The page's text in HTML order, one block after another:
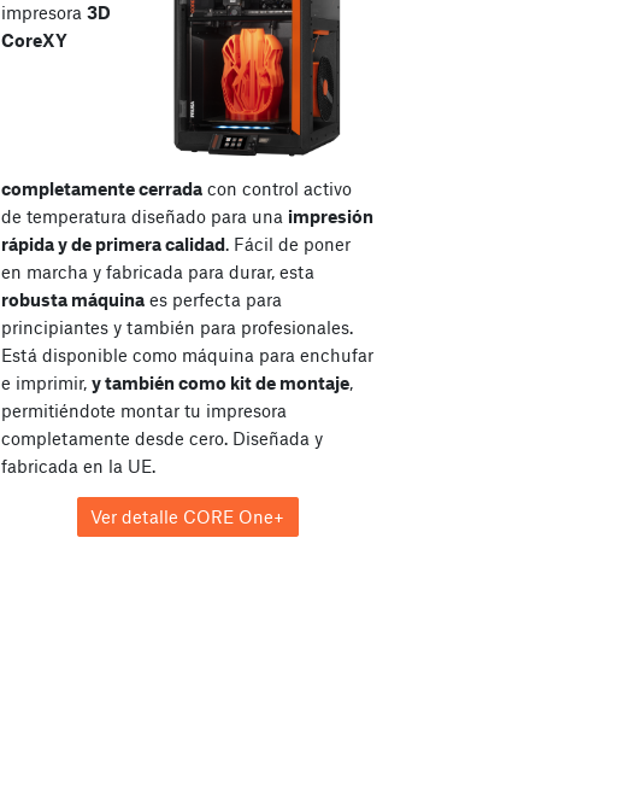
impresora 3D
CoreXY
completamente cerradacon control activo
de temperatura diseñado para una impresión
rápida y de primera calidad. Fácil de poner
en marcha y fabricada para durar, esta
robusta máquinaes perfecta para
principiantes y también para profesionales.
Está disponible como máquina para enchufar
e imprimir, y también como kit de montaje,
permitiéndote montar tu impresora
completamente desde cero. Diseñada y
fabricada en la UE.
Ver detalle CORE One+